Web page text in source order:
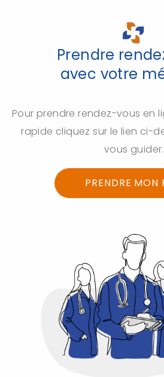
Prendre
avec votre
Pour prendre rendez-vous en
rapide cliquez sur le lien ci-
vous guider.
PRENDRE MON